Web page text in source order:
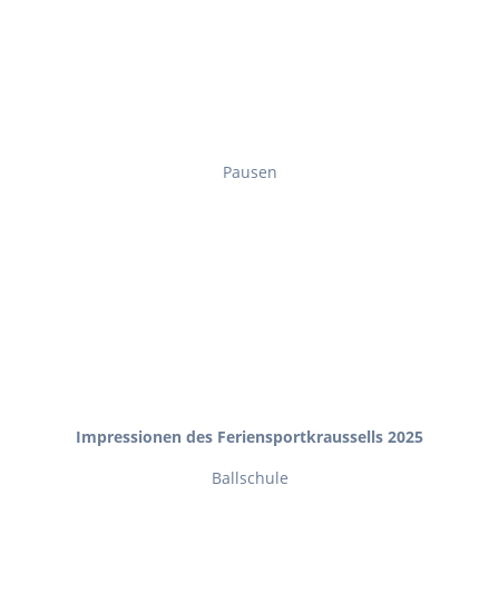
Pausen
Impressionen des Feriensportkraussells 2025
Ballschule